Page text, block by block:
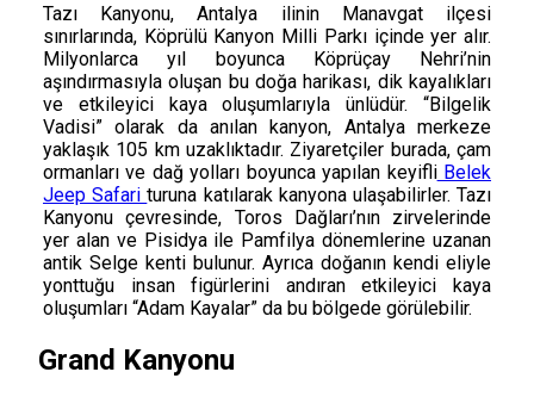
Tazı Kanyonu, Antalya ilinin Manavgat ilçesi
sınırlarında, Köprülü Kanyon Milli Parkı içinde yer alır.
Milyonlarca yıl boyunca Köprüçay Nehri’nin
aşındırmasıyla oluşan bu doğa harikası, dik kayalıkları
ve etkileyici kaya oluşumlarıyla ünlüdür. “Bilgelik
Vadisi” olarak da anılan kanyon, Antalya merkeze
yaklaşık 105 km uzaklıktadır. Ziyaretçiler burada, çam
ormanları ve dağ yolları boyunca yapılan keyifliBelek
Jeep Safarituruna katılarak kanyona ulaşabilirler. Tazı
Kanyonu çevresinde, Toros Dağları’nın zirvelerinde
yer alan ve Pisidya ile Pamfilya dönemlerine uzanan
antik Selge kenti bulunur. Ayrıca doğanın kendi eliyle
yonttuğu insan figürlerini andıran etkileyici kaya
oluşumları “Adam Kayalar” da bu bölgede görülebilir.
Grand Kanyonu